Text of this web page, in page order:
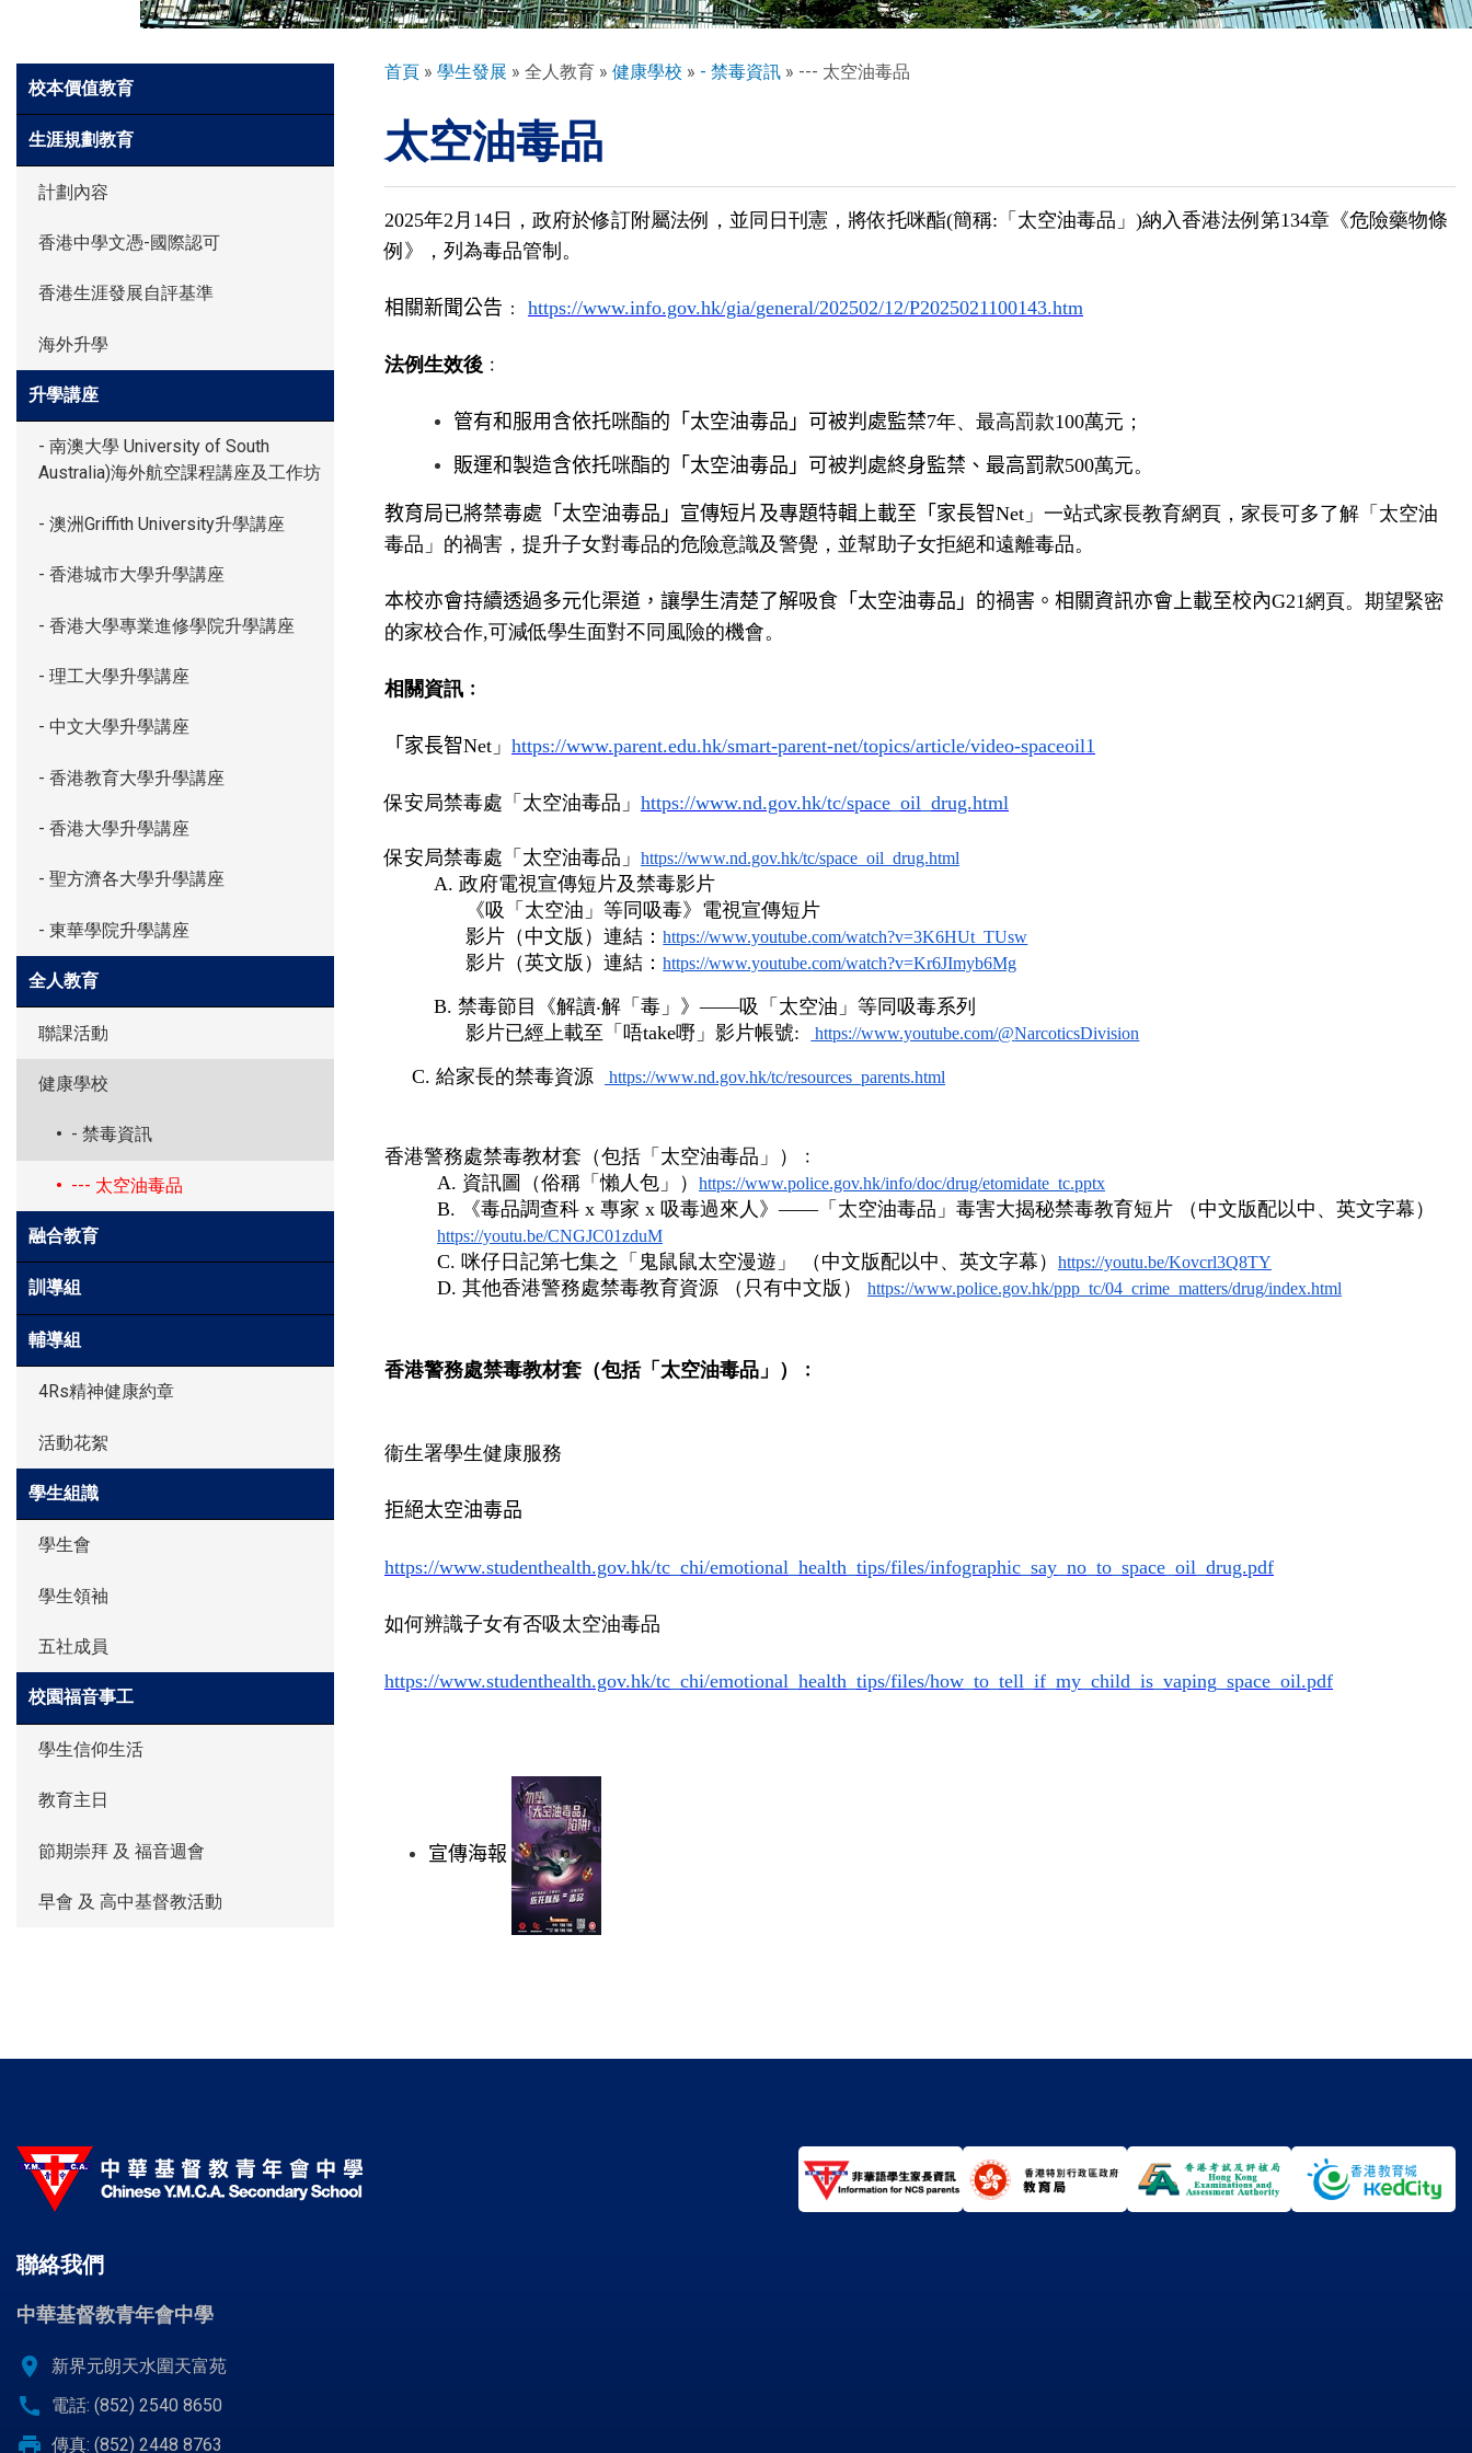
環球探索
入學申請
學生園地
學生表現
校曆表
Side
Meun
校本價值教育
生涯規劃教育
計劃內容
香港中學文憑-國際認可
香港生涯發展自評基準
海外升學
升學講座
- 南澳大學 University of South
Australia)海外航空課程講座及工作坊
- 澳洲Griffith University升學講座
- 香港城市大學升學講座
- 香港大學專業進修學院升學講座
- 理工大學升學講座
- 中文大學升學講座
- 香港教育大學升學講座
- 香港大學升學講座
- 聖方濟各大學升學講座
- 東華學院升學講座
全人教育
聯課活動
健康學校
- 禁毒資訊
--- 太空油毒品
融合教育
訓導組
輔導組
4Rs精神健康約章
活動花絮
學生組識
學生會
學生領袖
五社成員
校園福音事工
學生信仰生活
教育主日
節期崇拜 及 福音週會
早會 及 高中基督教活動
導
連
結
首頁 學生發展 全人教育 健康學校 - 禁毒資訊 --- 太空油毒品
太空油毒品
2025年2月14日，政府於修訂附屬法例，並同日刊憲， 將依托咪酯(簡稱:「太空油毒品」)納入香港法例第134章《危險藥物條
例》，列為毒品管制。
相關新聞公告﹕ https://www.info.gov.hk/gia/general/202502/12/P2025021100143.htm
法例生效後 ﹕
管有和服用含依托咪酯的「太空油毒品」可被判處監禁7年、 最高罰款100萬元；
販運和製造含依托咪酯的「太空油毒品」可被判處終身監禁、 最高罰款500萬元。
教育局已將禁毒處「太空油毒品」宣傳短片及專題特輯上載至「 家長智Net」一站式家長教育網頁，家長可多了解「太空油
毒品」 的禍害，提升子女對毒品的危險意識及警覺， 並幫助子女拒絕和遠離毒品。
本校亦會持續透過多元化渠道，讓學生清楚了解吸食「太空油毒品」 的禍害。相關資訊亦會上載至校內G21網頁。 期望緊密
的家校合作,可減低學生面對不同風險的機會。
相關資訊﹕
「家長智Net」 https://www.parent.edu.hk/smart-parent-net/topics/article/video-spaceoil1
保安局禁毒處「太空油毒品」 https://www.nd.gov.hk/tc/space_oil_drug.html
保安局禁毒處「太空油毒品」 https://www.nd.gov.hk/tc/space_oil_drug.html
A. 政府電視宣傳短片及禁毒影片
《吸「太空油」等同吸毒》電視宣傳短片
影片（中文版）連結：https://www.youtube.com/watch?v=3K6HUt_TUsw
影片（英文版）連結：https://www.youtube.com/watch?v=Kr6JImyb6Mg
B. 禁毒節目《解讀‧解「毒」》——吸「太空油」等同吸毒系列
影片已經上載至「唔take嘢」影片帳號:
https://www.youtube.com/@NarcoticsDivision
C. 給家長的禁毒資源 https://www.nd.gov.hk/tc/resources_parents.html
香港警務處禁毒教材套（包括「太空油毒品」）﹕
A. 資訊圖（俗稱「懶人包」） https://www.police.gov.hk/info/doc/drug/etomidate_tc.pptx
B. 《毒品調查科 x 專家 x 吸毒過來人》——「太空油毒品」毒害大揭秘禁毒教育短片 （中文版配以中、英文字幕）
https://youtu.be/CNGJC01zduM
C. 咪仔日記第七集之「鬼鼠鼠太空漫遊」 （中文版配以中、英文字幕） https://youtu.be/Kovcrl3Q8TY
D. 其他香港警務處禁毒教育資源 （只有中文版） https://www.police.gov.hk/ppp_tc/04_crime_matters/drug/index.html
香港警務處禁毒教材套（包括「太空油毒品」）﹕
衞生署學生健康服務
拒絕太空油毒品
https://www.studenthealth.gov.hk/tc_chi/emotional_health_ tips/files/infographic_say_no_ to_space_oil_drug.pdf
如何辨識子女有否吸太空油毒品
https://www.studenthealth.gov.hk/tc_chi/emotional_health_ tips/files/how_to_tell_if_my_ child_is_vaping_space_oil.pdf
宣傳海報
聯絡我們
中華基督教青年會中學
location_on 新界元朗天水圍天富苑
call 電話: (852) 2540 8650
print 傳真: (852) 2448 8763